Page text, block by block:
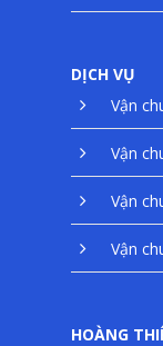
DỊCH VỤ
Vận
Vận
Vận
Vận
HOÀNG